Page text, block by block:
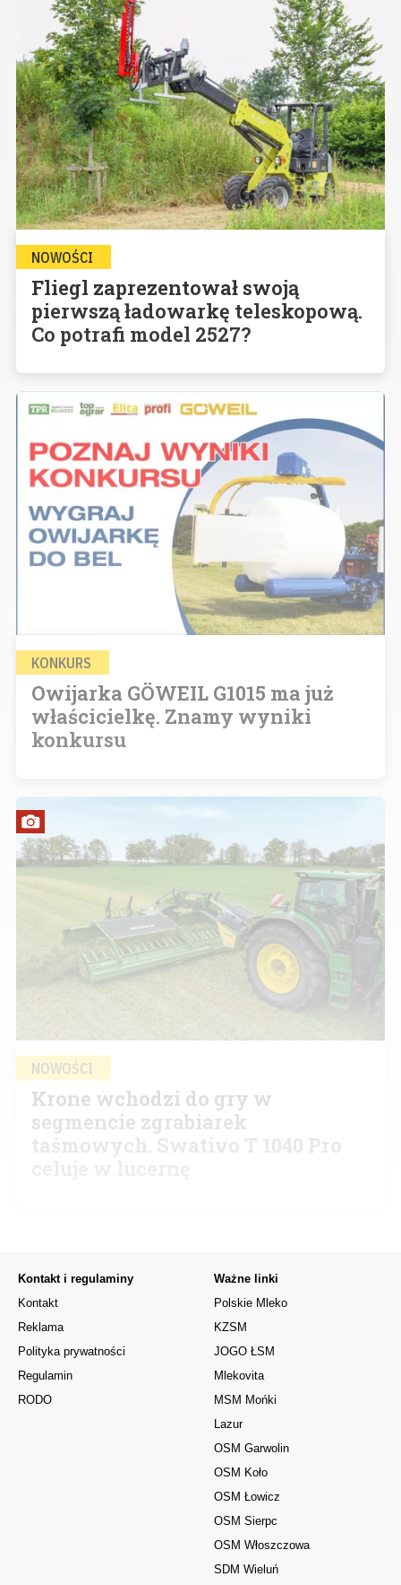
NOWOŚCI
Fliegl zaprezentował swoją
pierwszą ładowarkę teleskopową.
Co potrafi model 2527?
KONKURS
Owijarka GÖWEIL G1015 ma już
właścicielkę. Znamy wyniki
konkursu
NOWOŚCI
Krone wchodzi do gry w
segmencie zgrabiarek
taśmowych. Swativo T 1040 Pro
Kontakt i regulaminy
Kontakt
Reklama
Polityka prywatności
Regulamin
RODO
Ważne linki
Polskie Mleko
KZSM
JOGO ŁSM
Mlekovita
MSM Mońki
Lazur
OSM Garwolin
OSM Koło
OSM Łowicz
OSM Sierpc
OSM Włoszczowa
SDM Wieluń